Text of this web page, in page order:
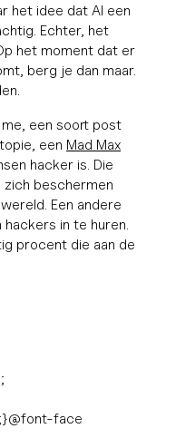
het idee dat AI een
Echter, het
het moment dat er
berg je dan maar.
me, een soort post
een Mad Max
hacker is. Die
zich beschermen
Een andere
in te huren.
procent die aan de
face